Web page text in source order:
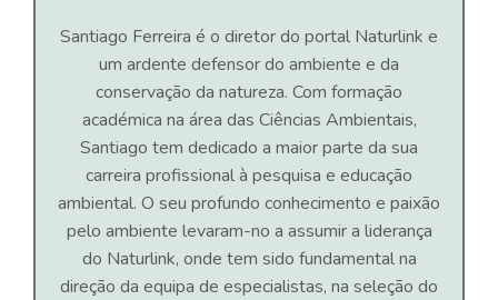
Santiago Ferreira é o diretor do portal Naturlink e
um ardente defensor do ambiente e da
conservação da natureza. Com formação
académica na área das Ciências Ambientais,
Santiago tem dedicado a maior parte da sua
carreira profissional à pesquisa e educação
ambiental. O seu profundo conhecimento e paixão
pelo ambiente levaram-no a assumir a liderança
do Naturlink, onde tem sido fundamental na
direção da equipa de especialistas, na seleção do